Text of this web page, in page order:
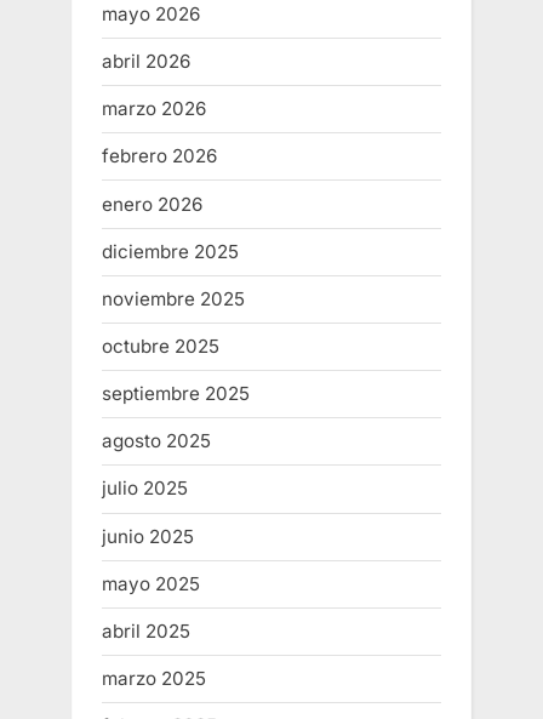
mayo 2026
abril 2026
marzo 2026
febrero 2026
enero 2026
diciembre 2025
noviembre 2025
octubre 2025
septiembre 2025
agosto 2025
julio 2025
junio 2025
mayo 2025
abril 2025
marzo 2025